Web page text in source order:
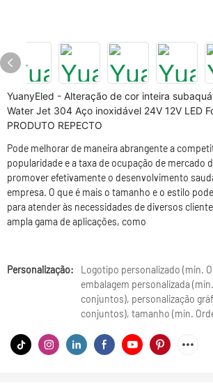
YuanyEled - Alteração de cor inteira
Water Jet 304 Aço inoxidável 24V 12V LED
PRODUTO REPECTO
Pode melhorar de maneira abrangente a
popularidade e a taxa de ocupação de mercado
promover efetivamente o desenvolvimento
empresa. O que é mais o tamanho e o estilo
para atender às necessidades de diversos
ampla gama de aplicações, como
Personalização:
Logotipo personalizado (min.
embalagem personalizada
conjuntos), personalização
conjuntos), tamanho (min.